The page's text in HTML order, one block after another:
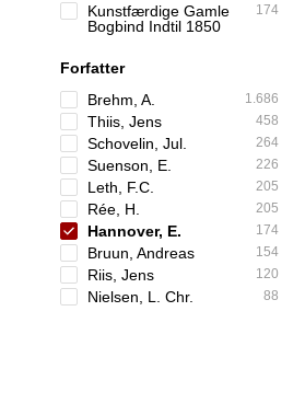
Kunstfærdige Gamle
Bogbind Indtil 1850
174
Forfatter
Brehm, A.
1.686
Thiis, Jens 458
Schovelin, Jul. 264
Suenson, E. 226
Leth, F.C. 205
Rée, H. 205
Hannover, E. 174
Bruun, Andreas 154
Riis, Jens 120
Nielsen, L. Chr. 88